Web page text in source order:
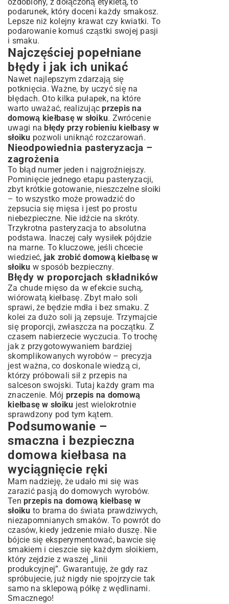
podarunek, który doceni każdy smakosz.
Lepsze niż kolejny krawat czy kwiatki. To
podarowanie komuś cząstki swojej pasji
i smaku.
Najczęściej popełniane
błędy i jak ich unikać
Nawet najlepszym zdarzają się
potknięcia. Ważne, by uczyć się na
błędach. Oto kilka pułapek, na które
warto uważać, realizującprzepis na
domową kiełbasę w słoiku. Zwrócenie
uwagi nabłędy przy robieniu kiełbasy w
słoiku pozwoli uniknąć rozczarowań.
Nieodpowiednia pasteryzacja –
zagrożenia
To błąd numer jeden i najgroźniejszy.
Pominięcie jednego etapu pasteryzacji,
zbyt krótkie gotowanie, nieszczelne słoiki
– to wszystko może prowadzić do
zepsucia się mięsa i jest po prostu
niebezpieczne. Nie idźcie na skróty.
Trzykrotna pasteryzacja to absolutna
podstawa. Inaczej cały wysiłek pójdzie
na marne. To kluczowe, jeśli chcecie
wiedzieć, jak zrobić domową kiełbasę w
słoiku w sposób bezpieczny.
Błędy w proporcjach składników
Za chude mięso da w efekcie suchą,
wiórowatą kiełbasę. Zbyt mało soli
sprawi, że będzie mdła i bez smaku. Z
kolei za dużo soli ją zepsuje. Trzymajcie
się proporcji, zwłaszcza na początku. Z
czasem nabierzecie wyczucia. To trochę
jak z przygotowywaniem bardziej
skomplikowanych wyrobów – precyzja
jest ważna, co doskonale wiedzą ci,
którzy próbowali sił z przepis na
salceson swojski. Tutaj każdy gram ma
znaczenie. Mój przepis na domową
kiełbasę w słoiku jest wielokrotnie
sprawdzony pod tym kątem.
Podsumowanie –
smaczna i bezpieczna
domowa kiełbasa na
wyciągnięcie ręki
Mam nadzieję, że udało mi się was
zarazić pasją do domowych wyrobów.
Ten przepis na domową kiełbasę w
słoiku to brama do świata prawdziwych,
niezapomnianych smaków. To powrót do
czasów, kiedy jedzenie miało duszę. Nie
bójcie się eksperymentować, bawcie się
smakiem i cieszcie się każdym słoikiem,
który zejdzie z waszej „linii
produkcyjnej”. Gwarantuję, że gdy raz
spróbujecie, już nigdy nie spojrzycie tak
samo na sklepową półkę z wędlinami.
Smacznego!